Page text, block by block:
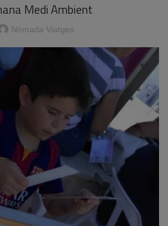
Medi Ambient
Nòmada Viatges